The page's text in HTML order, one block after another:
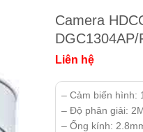
Camera
DGC1304AP/
Liên hệ
– Cảm biến hình:
– Độ phân giải:
– Ống kính: